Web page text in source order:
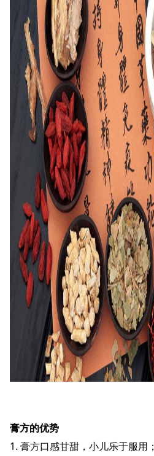
膏方的优势
1. 膏方口感甘甜，小儿乐于服用；